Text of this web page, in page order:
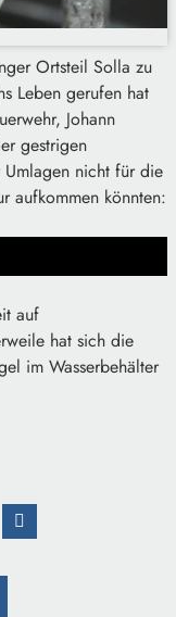
Ortsteil Solla zu
Leben gerufen hat
Johann
gestrigen
Umlagen nicht für die
aufkommen könnten:
auf
hat sich die
im Wasserbehälter